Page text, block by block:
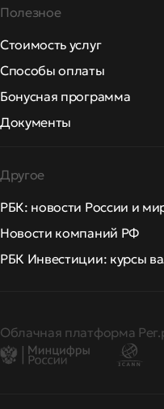
Полезное
Стоимость услуг
Способы оплаты
Бонусная программа
Документы
Другое
РБК: новости России и
Новости компаний РФ
РБК Инвестиции: курсы
Облачная платформа